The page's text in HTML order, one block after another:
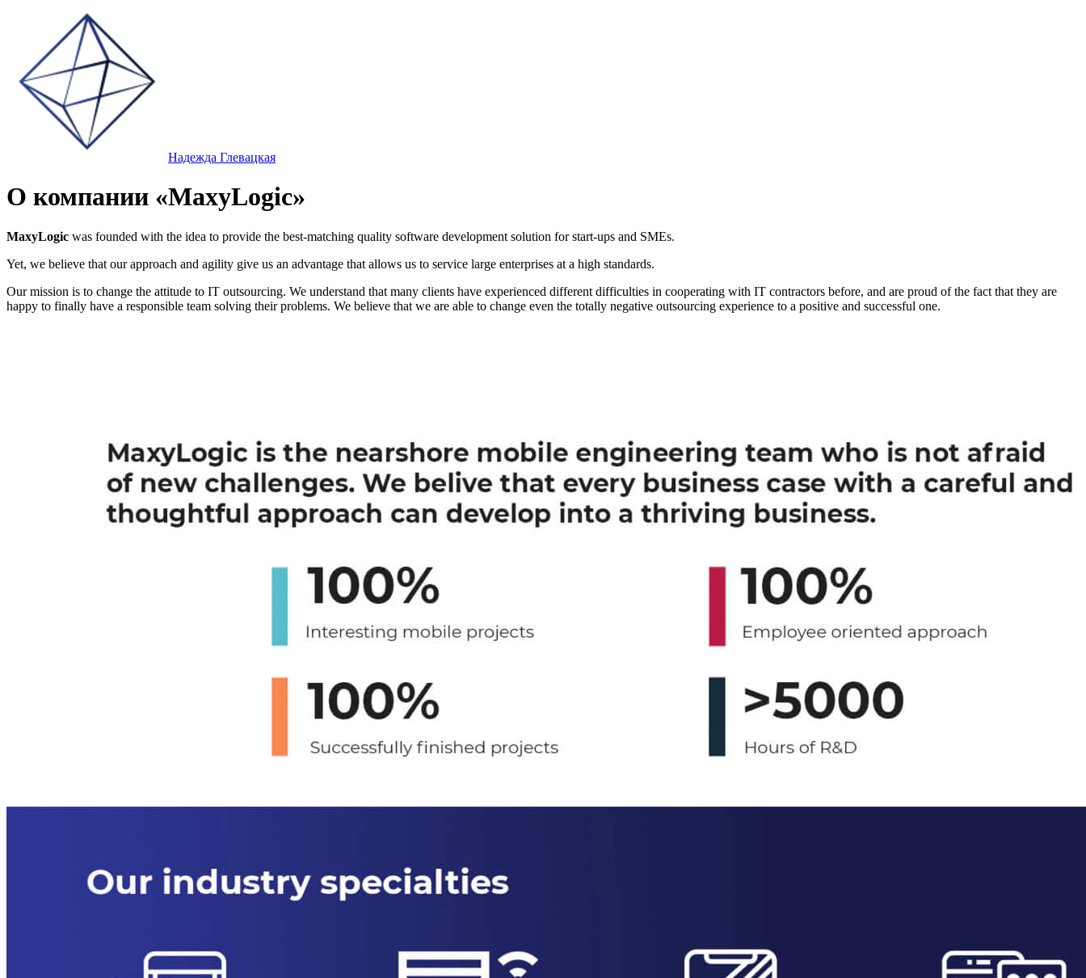
Надежда Глевацкая
О компании «MaxyLogic»
MaxyLogic was founded with the idea to provide the best-matching quality software development solution for start-ups and SMEs.
Yet, we believe that our approach and agility give us an advantage that allows us to service large enterprises at a high standards.
Our mission is to change the attitude to IT outsourcing. We understand that many clients have experienced different difficulties in cooperating with IT contractors before, and are proud of the fact that they are
happy to finally have a responsible team solving their problems. We believe that we are able to change even the totally negative outsourcing experience to a positive and successful one.